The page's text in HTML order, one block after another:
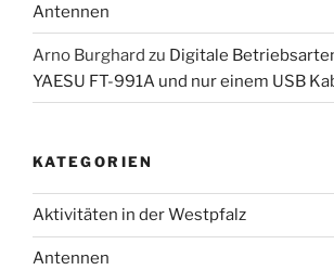
Antennen
Arno Burghard zu Digitale
YAESU FT-991A und nur einem USB
KATEGORIEN
Aktivitäten in der Westpfalz
Antennen